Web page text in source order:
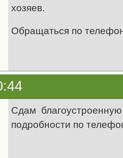
хозяев.
Обращаться по
Сдам благоустроенную
подробности по